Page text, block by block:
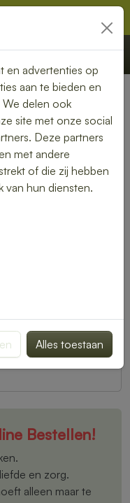
Bestellen
ga ik
tevreden
oplossing te
48 uur na
of bel ons op.
eventueel
kunnen helpen.
Bestellen!
en zorg.
alleen maar te
en advertenties op
aan te bieden en
We delen ook
site met onze social
Deze partners
met andere
of die zij hebben
van hun diensten.
Alles toestaan